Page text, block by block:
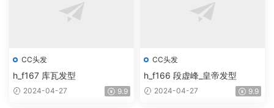
CC头发
h_f167 库瓦发型
2024-04-27 9.9
CC头发
h_f166 段虚峰_皇帝发型
2024-04-27 9.9